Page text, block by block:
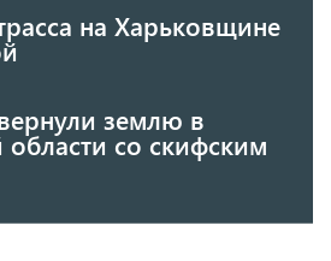
на Харьковщине
землю в
области со скифским